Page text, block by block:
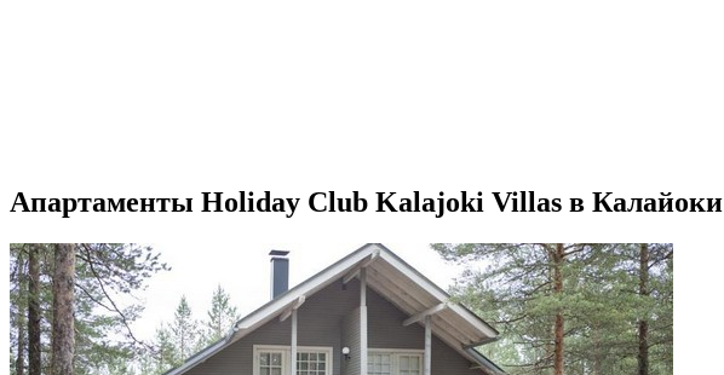
Апартаменты Holiday Club Kalajoki Villas в Калайоки